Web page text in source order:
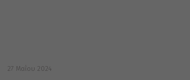
27 Μαΐου 2024